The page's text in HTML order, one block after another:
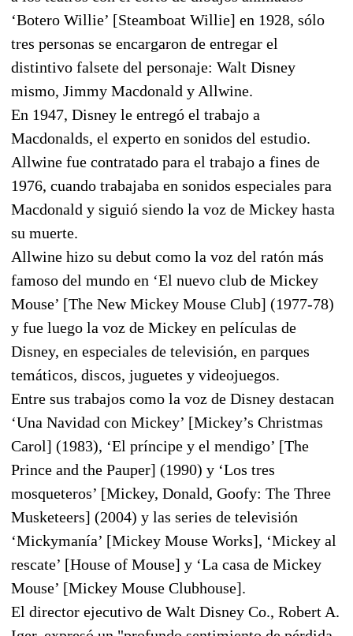
‘Botero Willie’ [Steamboat Willie] en 1928, sólo
tres personas se encargaron de entregar el
distintivo falsete del personaje: Walt Disney
mismo, Jimmy Macdonald y Allwine.
En 1947, Disney le entregó el trabajo a
Macdonalds, el experto en sonidos del estudio.
Allwine fue contratado para el trabajo a fines de
1976, cuando trabajaba en sonidos especiales para
Macdonald y siguió siendo la voz de Mickey hasta
su muerte.
Allwine hizo su debut como la voz del ratón más
famoso del mundo en ‘El nuevo club de Mickey
Mouse’ [The New Mickey Mouse Club] (1977-78)
y fue luego la voz de Mickey en películas de
Disney, en especiales de televisión, en parques
temáticos, discos, juguetes y videojuegos.
Entre sus trabajos como la voz de Disney destacan
‘Una Navidad con Mickey’ [Mickey’s Christmas
Carol] (1983), ‘El príncipe y el mendigo’ [The
Prince and the Pauper] (1990) y ‘Los tres
mosqueteros’ [Mickey, Donald, Goofy: The Three
Musketeers] (2004) y las series de televisión
‘Mickymanía’ [Mickey Mouse Works], ‘Mickey al
rescate’ [House of Mouse] y ‘La casa de Mickey
Mouse’ [Mickey Mouse Clubhouse].
El director ejecutivo de Walt Disney Co., Robert A.